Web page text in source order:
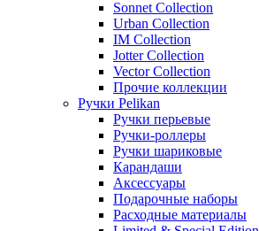
Sonnet Collection
Urban Collection
IM Collection
Jotter Collection
Vector Collection
Прочие коллекции
Ручки Pelikan
Ручки перьевые
Ручки-роллеры
Ручки шариковые
Карандаши
Аксессуары
Подарочные наборы
Расходные материалы